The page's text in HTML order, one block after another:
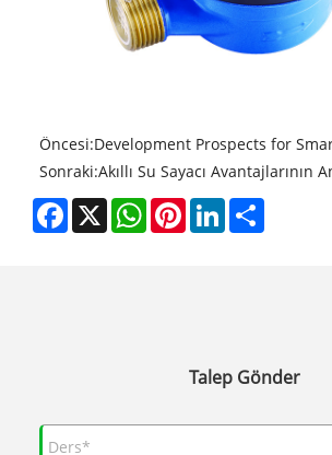
Öncesi:Development Prospects for
Sonraki:Akıllı Su Sayacı Avantajlarının
Facebook
X WhatsAppPinterestLinkedInShare
Talep Gönder